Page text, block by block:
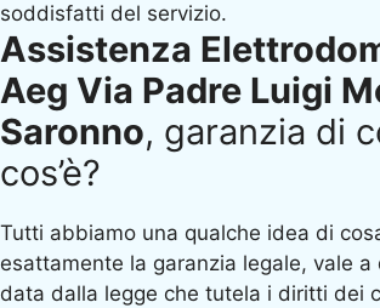
soddisfatti del servizio.
Assistenza
Aeg Via Padre Luigi
Saronno, garanzia di
cos’è?
Tutti abbiamo una qualche idea di
esattamente la garanzia legale, vale
data dalla legge che tutela i diritti dei